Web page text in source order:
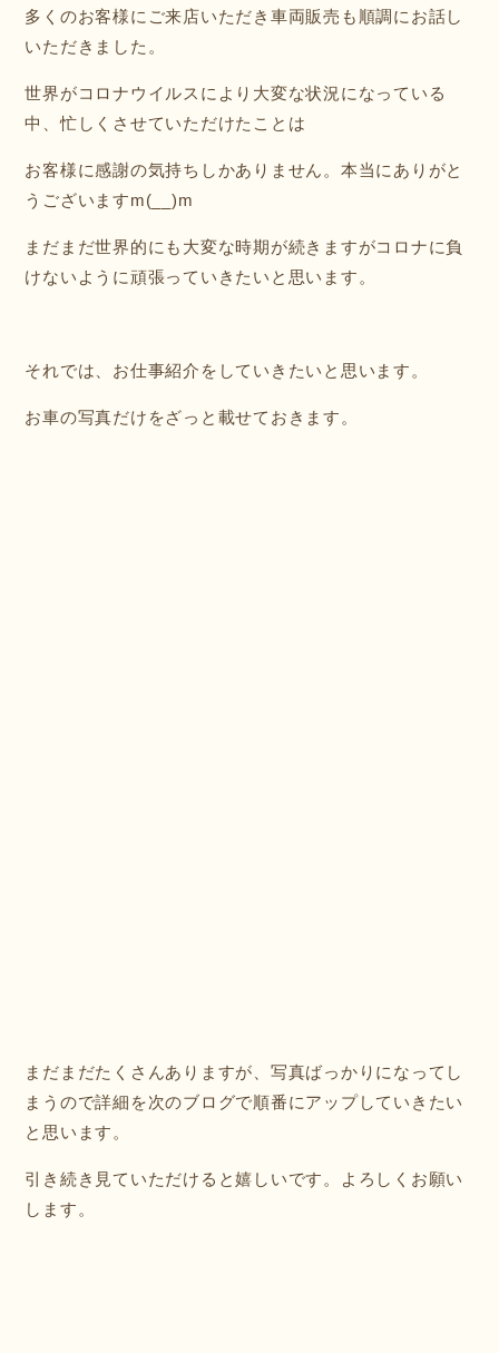
多くのお客様にご来店いただき車両販売も順調にお話し
いただきました。
世界がコロナウイルスにより大変な状況になっている
中、忙しくさせていただけたことは
お客様に感謝の気持ちしかありません。本当にありがと
うございますm(__)m
まだまだ世界的にも大変な時期が続きますがコロナに負
けないように頑張っていきたいと思います。
それでは、お仕事紹介をしていきたいと思います。
お車の写真だけをざっと載せておきます。
まだまだたくさんありますが、写真ばっかりになってし
まうので詳細を次のブログで順番にアップしていきたい
と思います。
引き続き見ていただけると嬉しいです。よろしくお願い
します。